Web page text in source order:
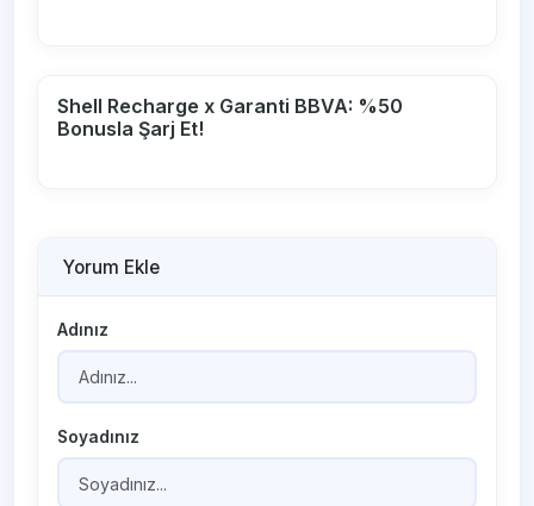
Shell Recharge x Garanti BBVA: %50
Bonusla Şarj Et!
Yorum Ekle
Adınız
Soyadınız